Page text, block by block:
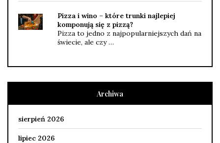
Pizza i wino – które trunki najlepiej
komponują się z pizzą?
Pizza to jedno z najpopularniejszych dań na
świecie, ale czy …
Archiwa
sierpień 2026
lipiec 2026